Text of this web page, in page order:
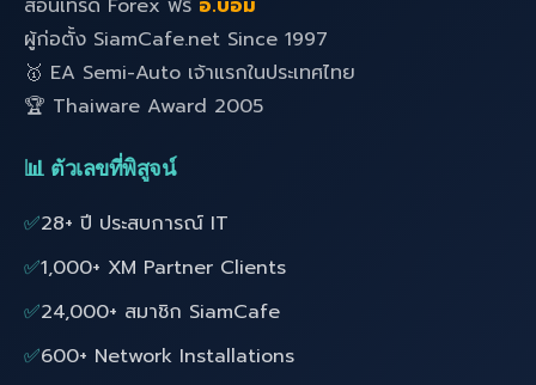
สอนเทรด Forex ฟรี อ.บอม
ผู้ก่อตั้ง SiamCafe.net Since 1997
🥇 EA Semi-Auto เจ้าแรกในประเทศไทย
🏆 Thaiware Award 2005
📊 ตัวเลขที่พิสูจน์
✅28+ ปี ประสบการณ์ IT
✅1,000+ XM Partner Clients
✅24,000+ สมาชิก SiamCafe
✅600+ Network Installations